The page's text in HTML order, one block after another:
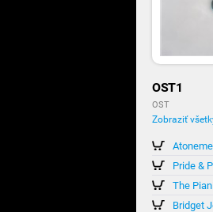
OST1
OST
Zobraziť
Pride &
The
Bridget